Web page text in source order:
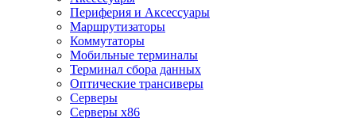
Периферия и Аксессуары
Маршрутизаторы
Коммутаторы
Мобильные терминалы
Терминал сбора данных
Оптические трансиверы
Серверы
Серверы x86